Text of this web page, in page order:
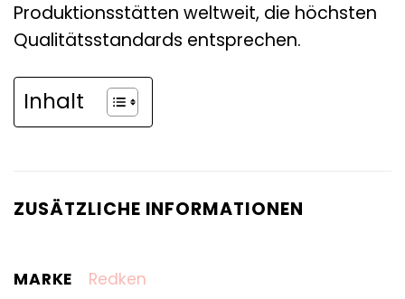
Produktionsstätten weltweit, die höchsten
Qualitätsstandards entsprechen.
Inhalt
ZUSÄTZLICHE INFORMATIONEN
MARKE Redken